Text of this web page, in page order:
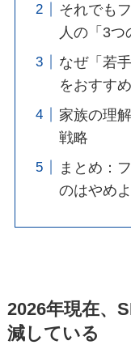
それでも
人の「3つ
なぜ「若
をおすす
家族の理
戦略
まとめ：
のはやめ
2026年現在、
減している